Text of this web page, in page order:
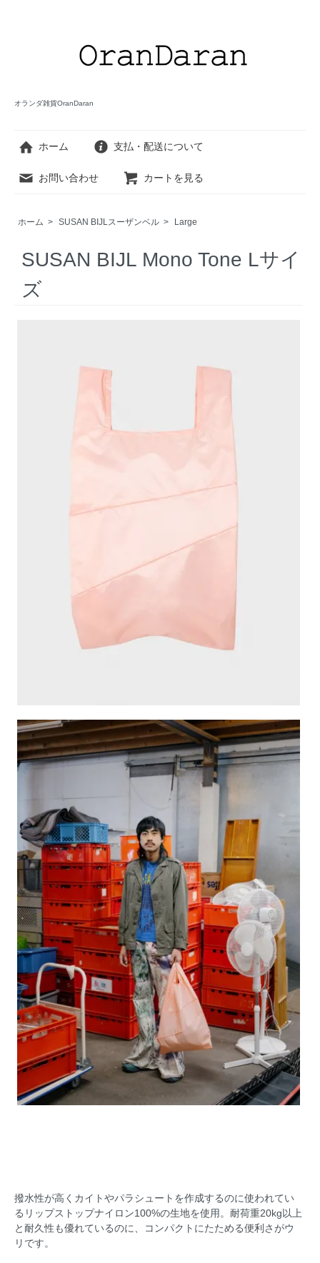
オランダ雑貨OranDaran
ホーム 支払・配送について
お問い合わせ カートを見る
ホーム > SUSAN BIJLスーザンベル > Large
SUSAN BIJL Mono Tone Lサイ
ズ
撥水性が高くカイトやパラシュートを作成するのに使われてい
るリップストップナイロン100%の生地を使用。耐荷重20kg以上
と耐久性も優れているのに、コンパクトにたためる便利さがウ
リです。